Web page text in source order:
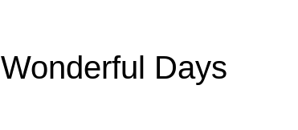
Wonderful Days